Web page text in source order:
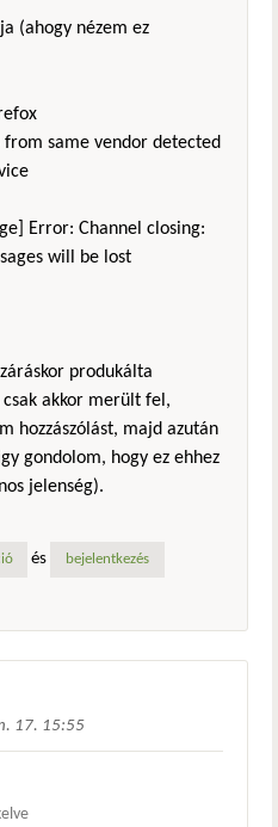
(ahogy nézem ez
from same vendor detected
Error: Channel closing:
will be lost
produkálta
akkor merült fel,
hozzászólást, majd azután
gondolom, hogy ez ehhez
jelenség).
és bejelentkezés
17. 15:55